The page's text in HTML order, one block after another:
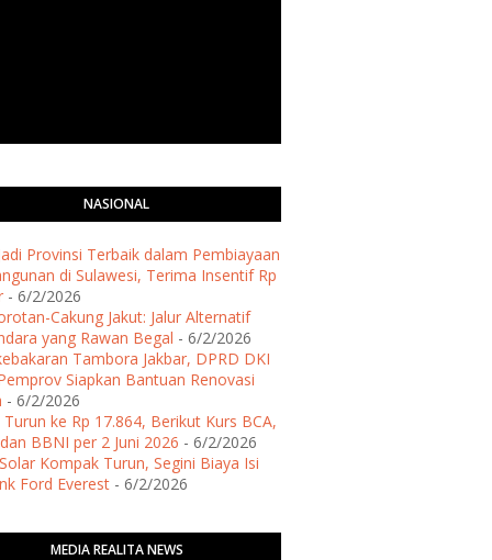
NASIONAL
Provinsi Terbaik dalam Pembiayaan
di Sulawesi, Terima Insentif Rp
- 6/2/2026
Cakung Jakut: Jalur Alternatif
yang Rawan Begal - 6/2/2026
Tambora Jakbar, DPRD DKI
Siapkan Bantuan Renovasi
- 6/2/2026
Turun ke Rp 17.864, Berikut Kurs BCA,
BBNI per 2 Juni 2026 - 6/2/2026
Kompak Turun, Segini Biaya Isi
Ford Everest - 6/2/2026
MEDIA REALITA NEWS